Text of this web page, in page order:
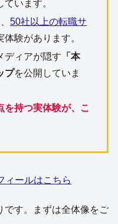
ています。
50社以上の転職サ
体験があります。
ディアが隠す 「本
プを公開していま
持つ実体験が、こ
ィールはこちら
です。まずは全体像をご